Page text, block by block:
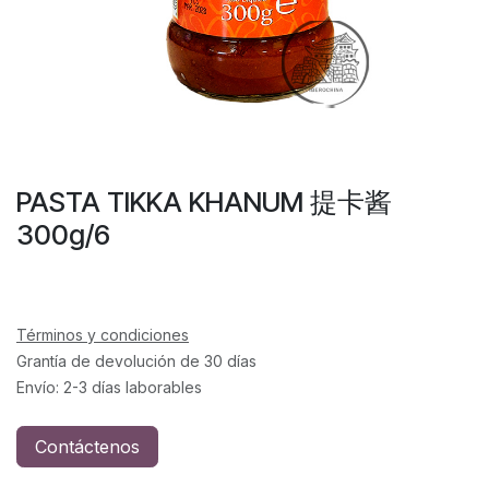
PASTA TIKKA KHANUM 提卡酱
300g/6
Términos y condiciones
Grantía de devolución de 30 días
Envío: 2-3 días laborables
Contáctenos